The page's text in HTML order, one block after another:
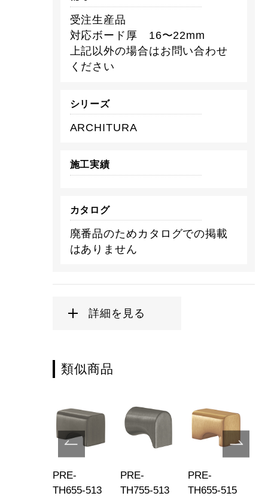
受注生産品
対応ボード厚 16〜22mm
上記以外の場合はお問い合わせ
ください
シリーズ
ARCHITURA
施工実績
カタログ
廃番品のためカタログでの掲載
はありません
詳細を見る
類似商品
PRE-
TH655-513
PRE-
TH755-513
PRE-
TH655-515